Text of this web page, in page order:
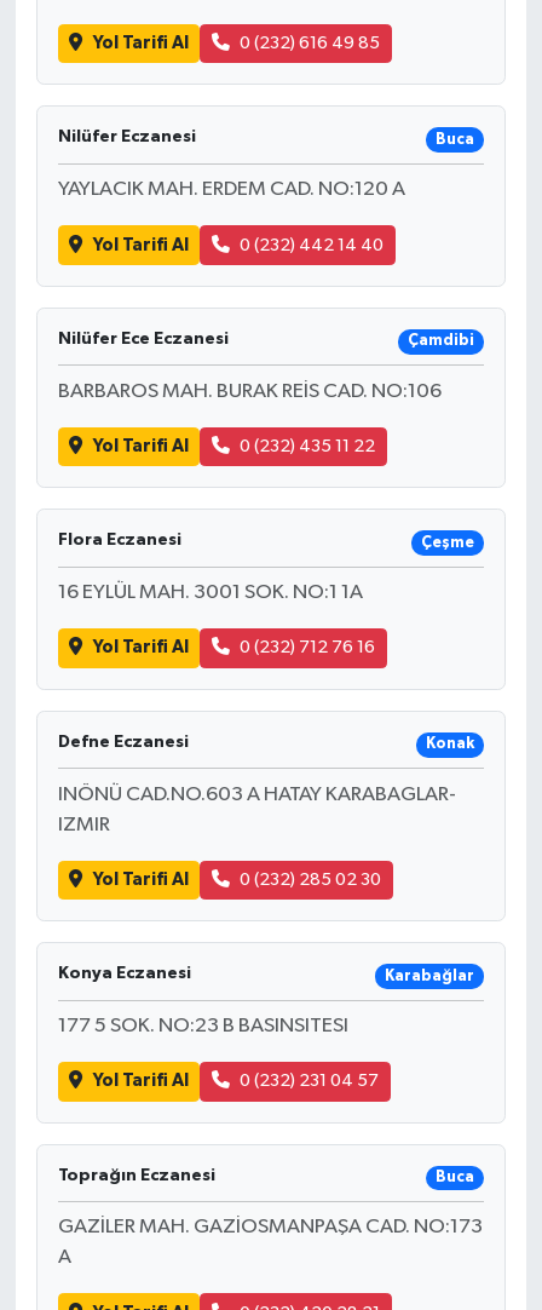
Yol Tarifi Al 0 (232) 616 49 85
Nilüfer Eczanesi Buca
YAYLACIK MAH. ERDEM CAD. NO:120 A
Yol Tarifi Al 0 (232) 442 14 40
Nilüfer Ece Eczanesi Çamdibi
BARBAROS MAH. BURAK REİS CAD. NO:106
Yol Tarifi Al 0 (232) 435 11 22
Flora Eczanesi Çeşme
16 EYLÜL MAH. 3001 SOK. NO:1 1A
Yol Tarifi Al 0 (232) 712 76 16
Defne Eczanesi Konak
INÖNÜ CAD.NO.603 A HATAY KARABAGLAR-
IZMIR
Yol Tarifi Al 0 (232) 285 02 30
Konya Eczanesi Karabağlar
177 5 SOK. NO:23 B BASINSITESI
Yol Tarifi Al 0 (232) 231 04 57
Toprağın Eczanesi Buca
GAZİLER MAH. GAZİOSMANPAŞA CAD. NO:173
A